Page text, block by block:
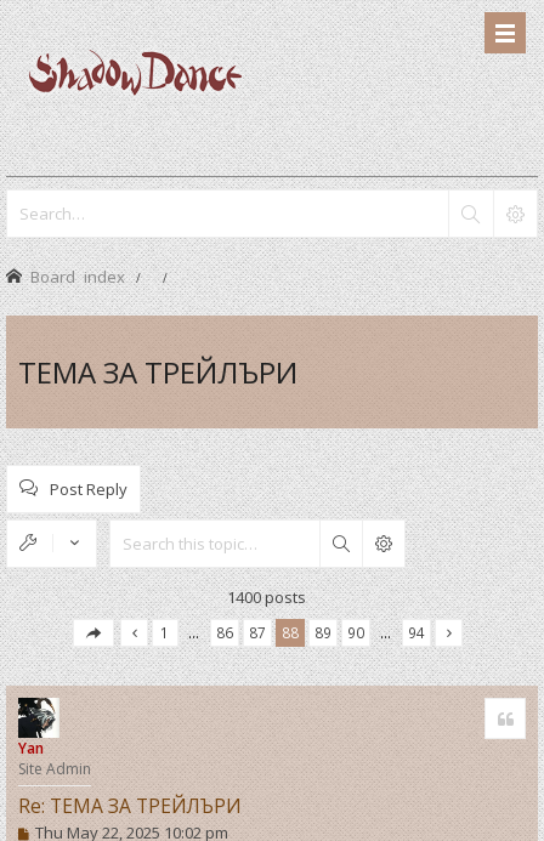
Board index
ТЕМА ЗА ТРЕЙЛЪРИ
Post Reply
Search
1400 posts
1 … 86 87 88 89 90 … 94
Yan
Site Admin
Re: ТЕМА ЗА ТРЕЙЛЪРИ
PThu May 22, 2025 10:02 pm